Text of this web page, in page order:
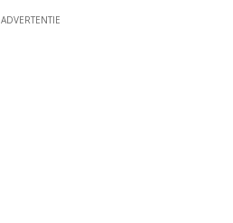
ADVERTENTIE